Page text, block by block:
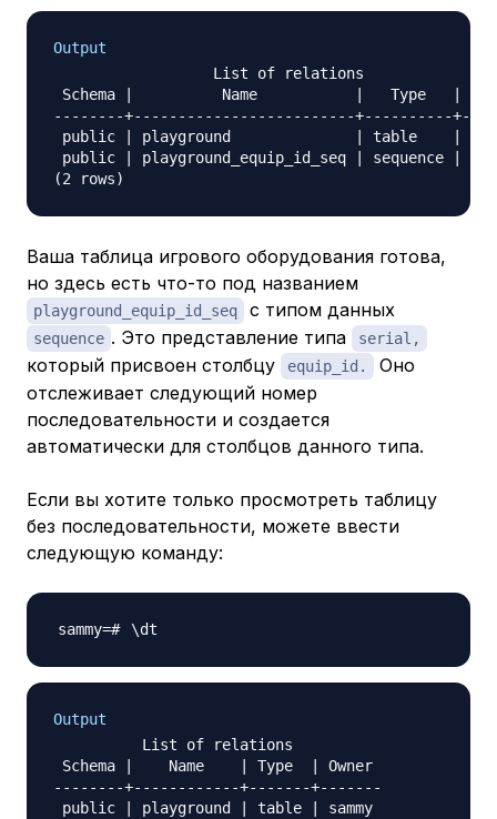
Output
                  List of relations
Schema |          Name           |   Type   |
--------+-------------------------+----------
public | playground              | table    |
public | playground_equip_id_seq | sequence |
Ваша таблица игрового оборудования готова,
но здесь есть что-то под названием
playground_equip_id_seq с типом данных
sequence . Это представление типа serial,
который присвоен столбцу equip_id.
Оно
отслеживает следующий номер
последовательности и создается
автоматически для столбцов данного типа.
Если вы хотите только просмотреть таблицу
без последовательности, можете ввести
следующую команду:
\
Output
          List of relations
Schema |    Name    | Type  | Owner
--------+------------+-------+-------
public | playground | table | sammy